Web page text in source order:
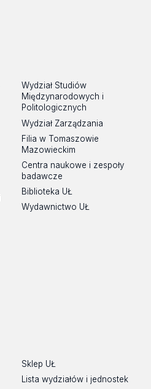
Wydział Studiów
Międzynarodowych i
Politologicznych
Wydział Zarządzania
Filia w Tomaszowie
Mazowieckim
Centra naukowe i zespoły
badawcze
Biblioteka UŁ
Wydawnictwo UŁ
Sklep UŁ
Lista wydziałów i jednostek